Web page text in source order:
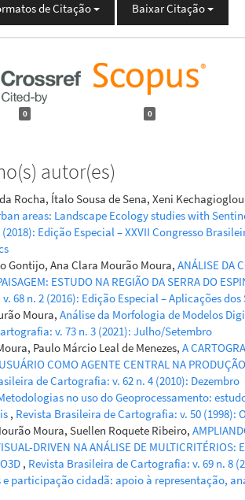
de Citação Baixar Citação
0 0
autor(es)
Rocha, Ítalo Sousa de Sena, Xeni
areas: Landscape Ecology studies with
Edição Especial – XXVII Congresso
Gontijo, Ana Clara Mourão Moura, ANÁLISE DA
ESTUDO NA REGIÃO DA SERRA DO
68 n. 2 (2016): Edição Especial – Aplicações dos
Moura, Análise da Morfologia de Modelos
v. 73 n. 3 (2021): Julho/Setembro
Paulo Márcio Leal de Menezes, A
COMO AGENTE CENTRAL NA
de Cartografia: v. 62 n. 4 (2010): Dezembro
no uso do Geoprocessamento:
, Revista Brasileira de Cartografia: v. 50 (1998):
Moura, Suellen Roquete Ribeiro,
DRIVEN NA ANÁLISE DE MULTICRITÉRIOS:
, Revista Brasileira de Cartografia: v. 69 n. 8
participação cidadã: apoio à representação,